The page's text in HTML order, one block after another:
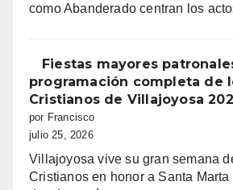
como Abanderado centran los
Fiestas mayores
programación completa de
Cristianos de Villajoyosa
por Francisco
julio 25, 2026
Villajoyosa vive su gran semana
Cristianos en honor a Santa